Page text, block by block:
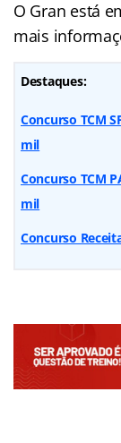
O Gran está
mais
Destaques:
Concurso TCM
mil
Concurso TCM
mil
Concurso